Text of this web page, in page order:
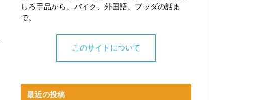
しろ手品から、バイク、外国語、ブッダの話ま
で。
このサイトについて
最近の投稿